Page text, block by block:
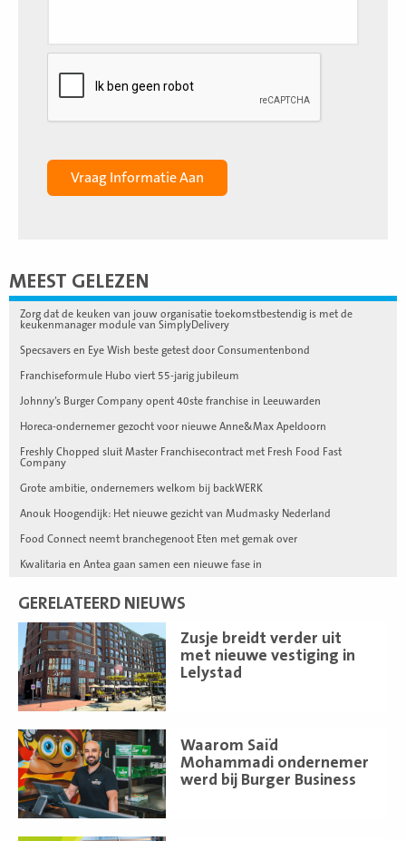
MEEST GELEZEN
Zorg dat de keuken van jouw organisatie toekomstbestendig is met de
keukenmanager module van SimplyDelivery
Specsavers en Eye Wish beste getest door Consumentenbond
Franchiseformule Hubo viert 55-jarig jubileum
Johnny’s Burger Company opent 40ste franchise in Leeuwarden
Horeca-ondernemer gezocht voor nieuwe Anne&Max Apeldoorn
Freshly Chopped sluit Master Franchisecontract met Fresh Food Fast
Company
Grote ambitie, ondernemers welkom bij backWERK
Anouk Hoogendijk: Het nieuwe gezicht van Mudmasky Nederland
Food Connect neemt branchegenoot Eten met gemak over
Kwalitaria en Antea gaan samen een nieuwe fase in
GERELATEERD NIEUWS
Zusje breidt verder uit
met nieuwe vestiging in
Lelystad
Lees
meer
Waarom Saïd
Mohammadi ondernemer
werd bij Burger Business
Lees
meer